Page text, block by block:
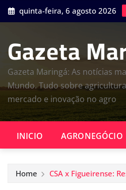
Skip
to
quinta-feira, 6 agosto 2026
Gazeta
Gazeta Maringá: As notícias
Mundo. Tudo sobre
mercado e inovação no agro
INICIO AGRONEGÓCIO
Home CSA x Figueirense: